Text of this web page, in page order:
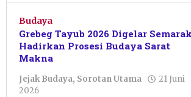
Cahyaningtias
Budaya
Grebeg Tayub 2026 Digelar
Hadirkan Prosesi Budaya Sarat
Makna
Jejak Budaya, Sorotan Utama
21 Juni
2026